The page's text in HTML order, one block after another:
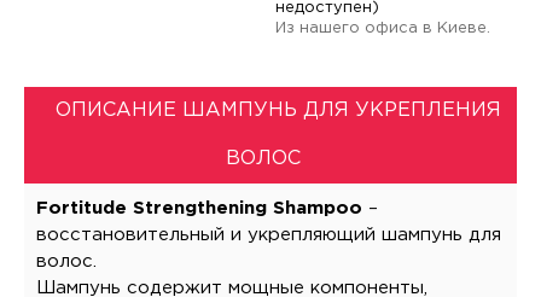
недоступен)
Из нашего офиса в Киеве.
ОПИСАНИЕ ШАМПУНЬ ДЛЯ УКРЕПЛЕНИЯ
ВОЛОС
Fortitude Strengthening Shampoo –
восстановительный и укрепляющий шампунь для
волос.
Шампунь содержит мощные компоненты,